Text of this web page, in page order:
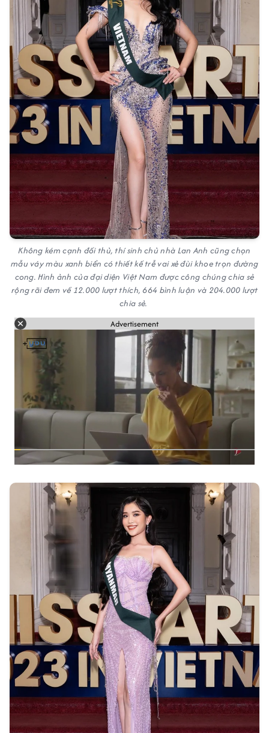
Không kém cạnh đối thủ, thí sinh chủ nhà Lan Anh cũng chọn
mẫu váy màu xanh biển có thiết kế trễ vai xẻ đùi khoe trọn đường
cong. Hình ảnh của đại diện Việt Nam được công chúng chia sẻ
rộng rãi đem về 12.000 lượt thích, 664 bình luận và 204.000 lượt
chia sẻ.
Advertisement